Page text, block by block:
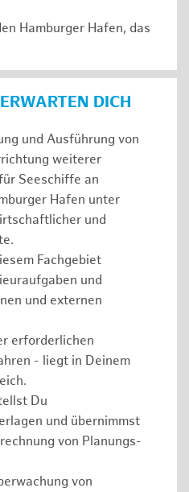
Hamburger Hafen, das
DICH
und Ausführung von
weiterer
Seeschiffe an
Hafen unter
und
Fachgebiet
und
und externen
erforderlichen
- liegt in Deinem
Du
und übernimmst
von Planungs-
von